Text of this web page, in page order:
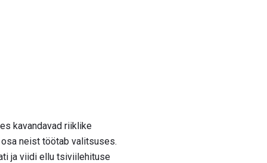
kavandavad riiklike
neist töötab valitsuses.
ja viidi ellu tsiviilehituse